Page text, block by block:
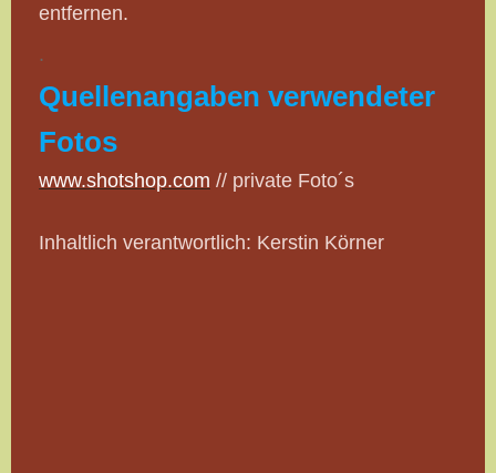
entfernen.
.
Quellenangaben verwendeter
Fotos
www.shotshop.com // private Foto´s
Inhaltlich verantwortlich: Kerstin Körner